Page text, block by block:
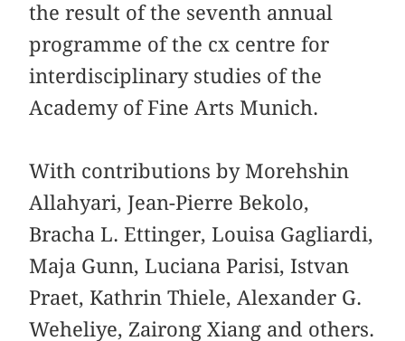
the result of the seventh annual
programme of the cx centre for
interdisciplinary studies of the
Academy of Fine Arts Munich.
With contributions by Morehshin
Allahyari, Jean-Pierre Bekolo,
Bracha L. Ettinger, Louisa Gagliardi,
Maja Gunn, Luciana Parisi, Istvan
Praet, Kathrin Thiele, Alexander G.
Weheliye, Zairong Xiang and others.